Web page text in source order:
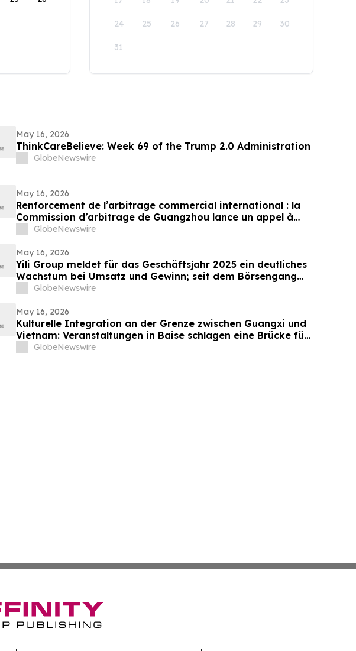
24 25 26 27 28 29 30
31
May 16, 2026
ThinkCareBelieve: Week 69 of the Trump 2.0 Administration
GlobeNewswire
May 16, 2026
Renforcement de l’arbitrage commercial international : la
Commission d’arbitrage de Guangzhou lance un appel à
candidatures international pour son panel d’arbitres
GlobeNewswire
May 16, 2026
Yili Group meldet für das Geschäftsjahr 2025 ein deutliches
Wachstum bei Umsatz und Gewinn; seit dem Börsengang
vor 30 Jahren ist der Umsatz um das 500-Fache gestiegen
GlobeNewswire
May 16, 2026
Kulturelle Integration an der Grenze zwischen Guangxi und
Vietnam: Veranstaltungen in Baise schlagen eine Brücke für
die nachbarschaftlichen Beziehungen zwischen China und
GlobeNewswire